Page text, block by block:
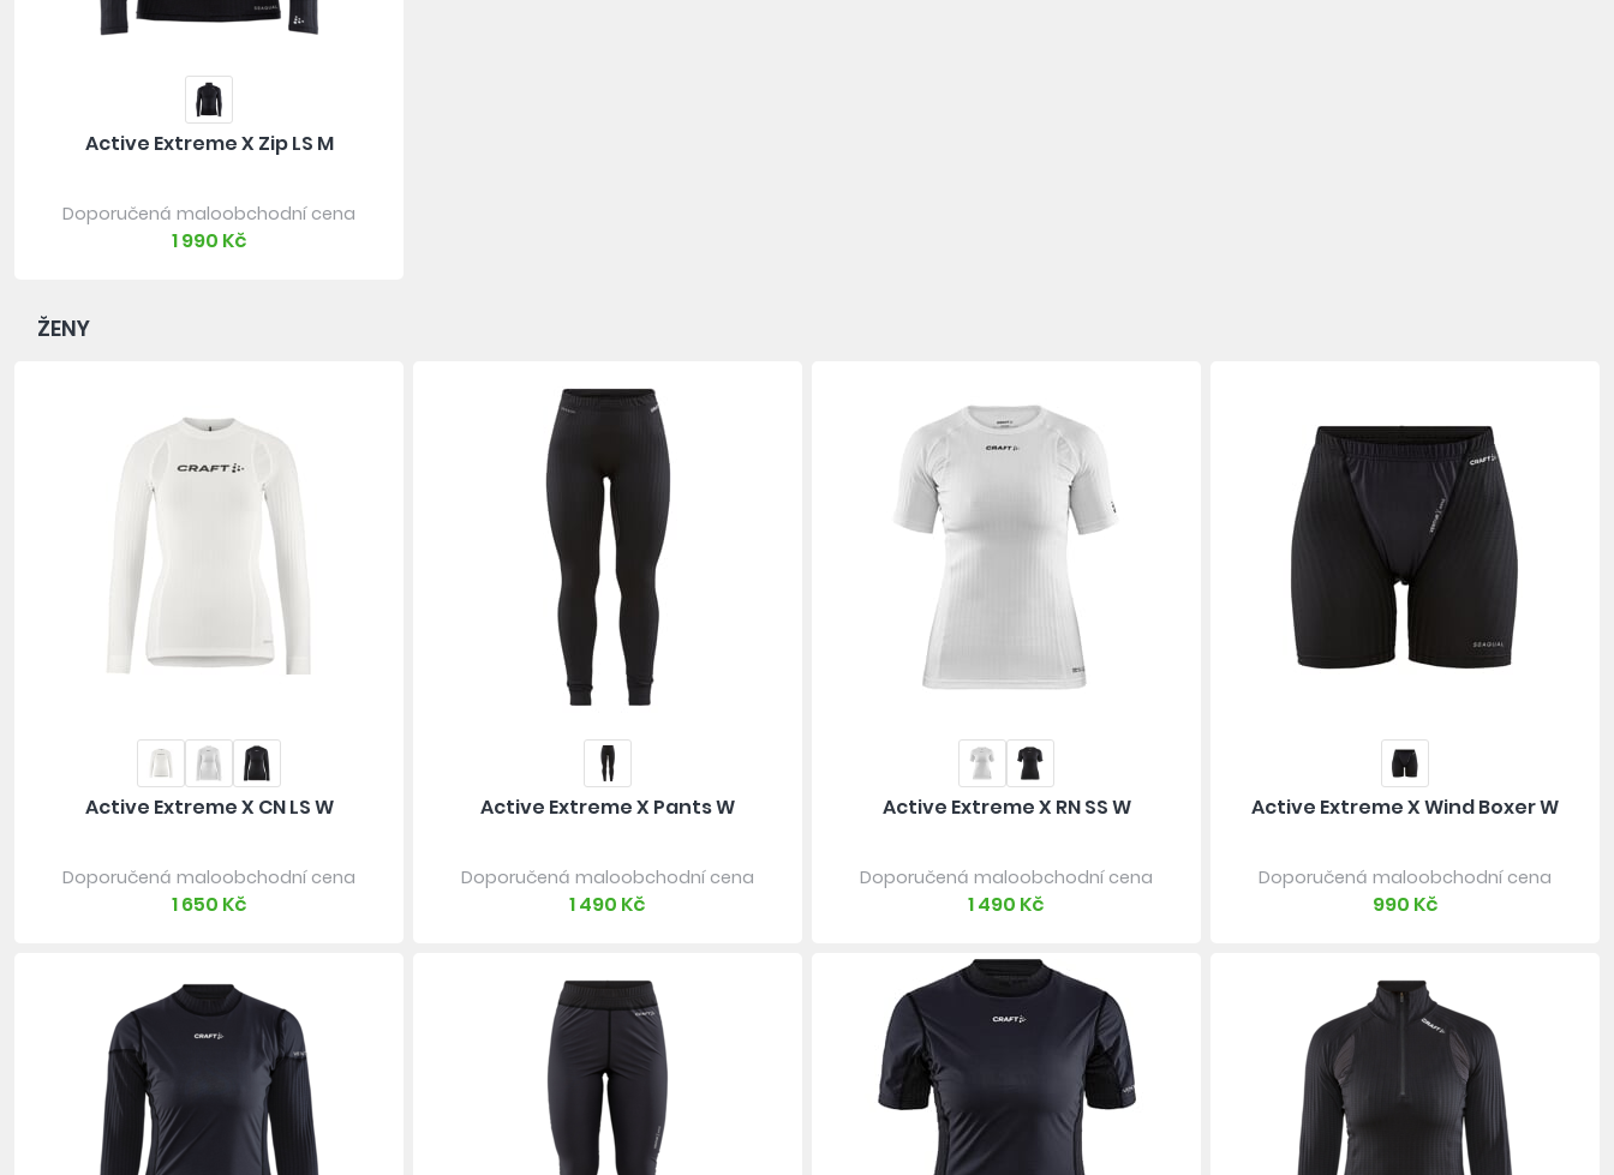
Active Extreme X Zip LS M
Doporučená maloobchodní cena
1 990 Kč
ŽENY
Active Extreme X CN LS W
Doporučená maloobchodní cena
1 650 Kč
Active Extreme X Pants W
Doporučená maloobchodní cena
1 490 Kč
Active Extreme X RN SS W
Doporučená maloobchodní cena
1 490 Kč
Active Extreme X Wind Boxer W
Doporučená maloobchodní cena
990 Kč